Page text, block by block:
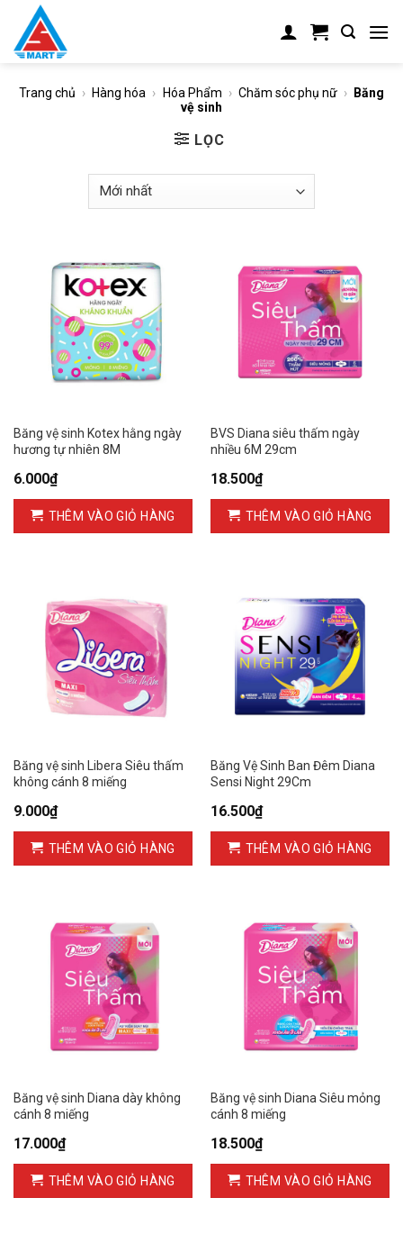
content
Trang chủ › Hàng hóa › Hóa Phẩm › Chăm sóc phụ nữ ›
Băng
vệ sinh
LỌC
Băng vệ sinh Kotex hằng ngày
hương tự nhiên 8M
6.000₫
THÊM VÀO GIỎ HÀNG
BVS Diana siêu thấm ngày
nhiều 6M 29cm
18.500₫
THÊM VÀO GIỎ HÀNG
Băng vệ sinh Libera Siêu thấm
không cánh 8 miếng
9.000₫
THÊM VÀO GIỎ HÀNG
Băng Vệ Sinh Ban Đêm Diana
Sensi Night 29Cm
16.500₫
THÊM VÀO GIỎ HÀNG
Băng vệ sinh Diana dày không
cánh 8 miếng
17.000₫
THÊM VÀO GIỎ HÀNG
Băng vệ sinh Diana Siêu mỏng
cánh 8 miếng
18.500₫
THÊM VÀO GIỎ HÀNG